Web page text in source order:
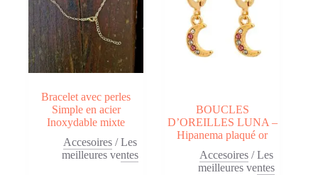
Bracelet avec perles
Simple en acier
Inoxydable mixte
Accesoires /Les
meilleures ventes
BOUCLES
D’OREILLES LUNA –
Hipanema plaqué or
Accesoires /Les
meilleures ventes